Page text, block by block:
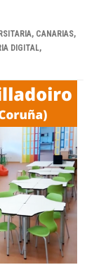
, CANARIAS,
DIGITAL,